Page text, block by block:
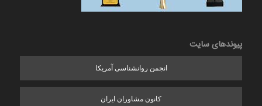
پیوندهای سایت
انجمن روانشناسی آمریکا
کانون مشاوران ایران